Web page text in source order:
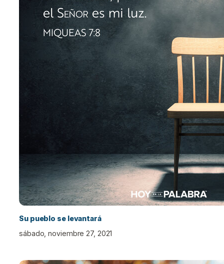
Su pueblo se levantará
sábado, noviembre 27, 2021